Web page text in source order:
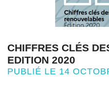
CHIFFRES CLÉS
EDITION 2020
PUBLIÉ LE 14